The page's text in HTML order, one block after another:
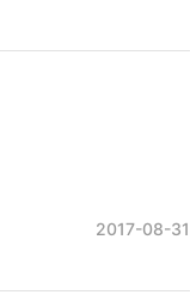
2017-08-31